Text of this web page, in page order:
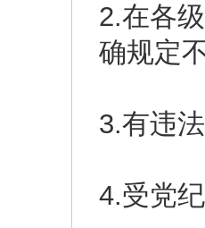
2.在各
确规定
3.有违
4.受党